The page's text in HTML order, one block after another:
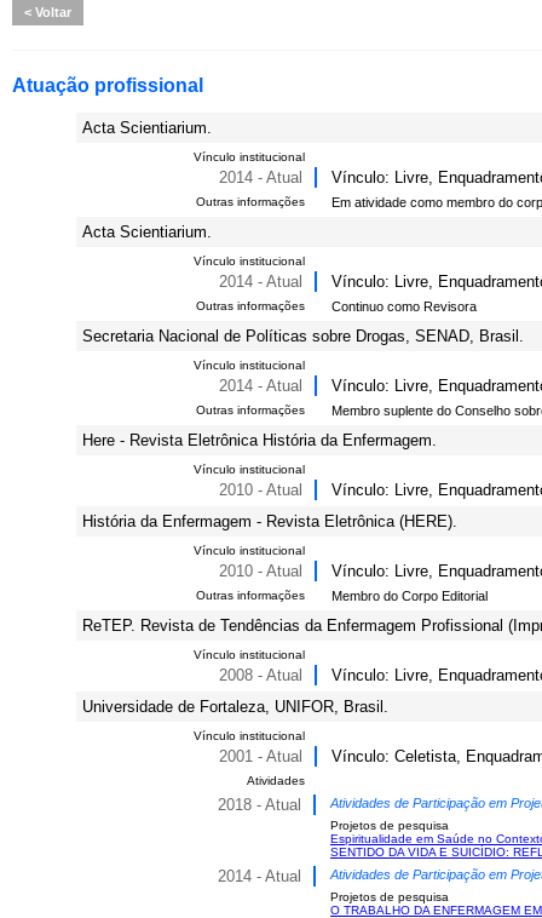
Voltar
Atuação profissional
Acta Scientiarium.
Vínculo institucional
2014 - Atual Vínculo: Livre,
Outras informações Em atividade como membro do
Acta Scientiarium.
Vínculo institucional
2014 - Atual Vínculo: Livre,
Outras informações Continuo como Revisora
Secretaria Nacional de Políticas sobre Drogas, SENAD, Brasil.
Vínculo institucional
2014 - Atual Vínculo: Livre,
Outras informações Membro suplente do Conselho
Here - Revista Eletrônica História da Enfermagem.
Vínculo institucional
2010 - Atual
Vínculo: Livre,
História da Enfermagem - Revista Eletrônica (HERE).
Vínculo institucional
2010 - Atual Vínculo: Livre,
Outras informações Membro do Corpo Editorial
ReTEP. Revista de Tendências da Enfermagem Profissional
Vínculo institucional
2008 - Atual
Vínculo: Livre,
Universidade de Fortaleza, UNIFOR, Brasil.
Vínculo institucional
2001 - Atual Vínculo: Celetista,
Atividades
2018 - Atual Atividades de Participação em
Projetos de pesquisa
Espiritualidade em Saúde no
SENTIDO DA VIDA E SUICÍDIO:
2014 - Atual Atividades de Participação em
Projetos de pesquisa
O TRABALHO DA ENFERMAGEM